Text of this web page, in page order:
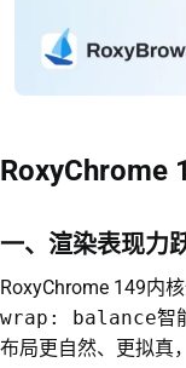
RoxyChrome
一、渲染表现力
RoxyChrome 149内
wrap: balance智
布局更自然、更拟真